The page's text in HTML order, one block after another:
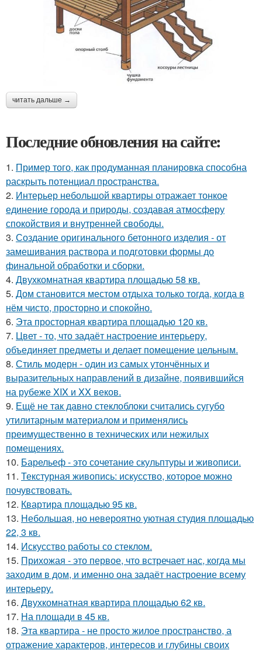
читать дальше →
Последние обновления на сайте:
1. Пример того, как продуманная планировка способна
раскрыть потенциал пространства.
2. Интерьер небольшой квартиры отражает тонкое
единение города и природы, создавая атмосферу
спокойствия и внутренней свободы.
3. Создание оригинального бетонного изделия - от
замешивания раствора и подготовки формы до
финальной обработки и сборки.
4. Двухкомнатная квартира площадью 58 кв.
5. Дом становится местом отдыха только тогда, когда в
нём чисто, просторно и спокойно.
6. Эта просторная квартира площадью 120 кв.
7. Цвет - то, что задаёт настроение интерьеру,
объединяет предметы и делает помещение цельным.
8. Стиль модерн - один из самых утончённых и
выразительных направлений в дизайне, появившийся
на рубеже XIX и XX веков.
9. Ещё не так давно стеклоблоки считались сугубо
утилитарным материалом и применялись
преимущественно в технических или нежилых
помещениях.
10. Барельеф - это сочетание скульптуры и живописи.
11. Текстурная живопись: искусство, которое можно
почувствовать.
12. Квартира площадью 95 кв.
13. Небольшая, но невероятно уютная студия площадью
22, 3 кв.
14. Искусство работы со стеклом.
15. Прихожая - это первое, что встречает нас, когда мы
заходим в дом, и именно она задаёт настроение всему
интерьеру.
16. Двухкомнатная квартира площадью 62 кв.
17. На площади в 45 кв.
18. Эта квартира - не просто жилое пространство, а
отражение характеров, интересов и глубины своих